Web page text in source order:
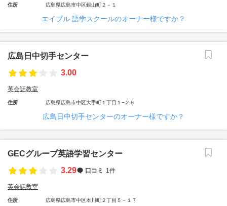
住所 広島県広島市中区銀山町２－１
エイブル 語学スクールのオーナー様ですか？
広島日中切手センター
3.00
英会話教室
住所 広島県広島市中区大手町１丁目１−２６
広島日中切手センターのオーナー様ですか？
GECグループ英語学習センター
3.29
口コミ 1件
英会話教室
住所 広島県広島市中区本川町２丁目５－１７